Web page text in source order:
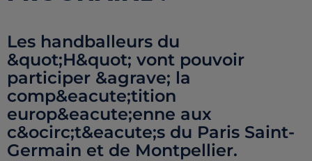
Les handballeurs du
&quot;H&quot; vont pouvoir
participer &agrave; la
comp&eacute;tition
europ&eacute;enne aux
c&ocirc;t&eacute;s du Paris Saint-
Germain et de Montpellier.